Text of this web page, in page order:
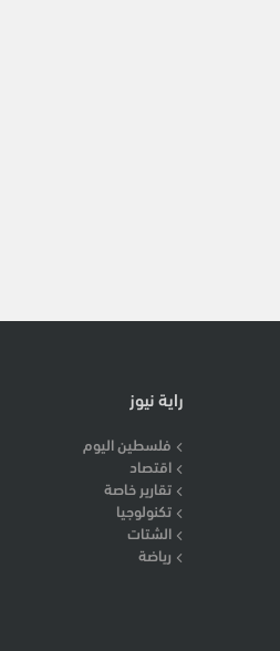
راية نيوز
فلسطين اليوم
اقتصاد
تقارير خاصة
تكنولوجيا
الشتات
رياضة